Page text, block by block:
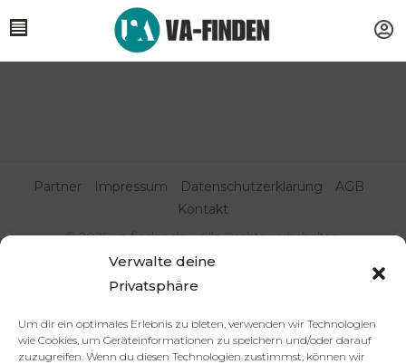
Verwalte deine
Privatsphäre
Um dir ein optimales Erlebnis zu bieten, verwenden wir Technologien
wie Cookies, um Geräteinformationen zu speichern und/oder darauf
zuzugreifen. Wenn du diesen Technologien zustimmst, können wir
© 2025 va-finden.de – Alle Rechte vorbehalten.
Partner Impressum Datenschutzerklärung
AGB
Kontakt
Virtuelle Assistenz & Freelancer
finden | VA Expert:innenportal